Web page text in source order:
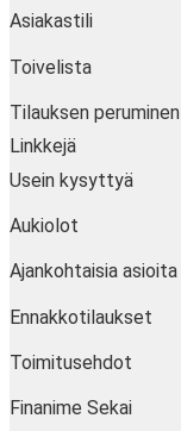
Asiakastili
Toivelista
Tilauksen peruminen
Linkkejä
Usein kysyttyä
Aukiolot
Ajankohtaisia asioita
Ennakkotilaukset
Toimitusehdot
Finanime Sekai